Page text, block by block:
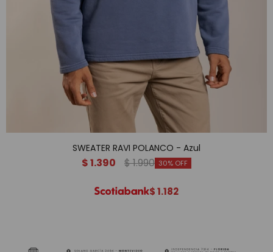
SWEATER RAVI POLANCO - Azul
$1.390 $1.990 30
$1.182